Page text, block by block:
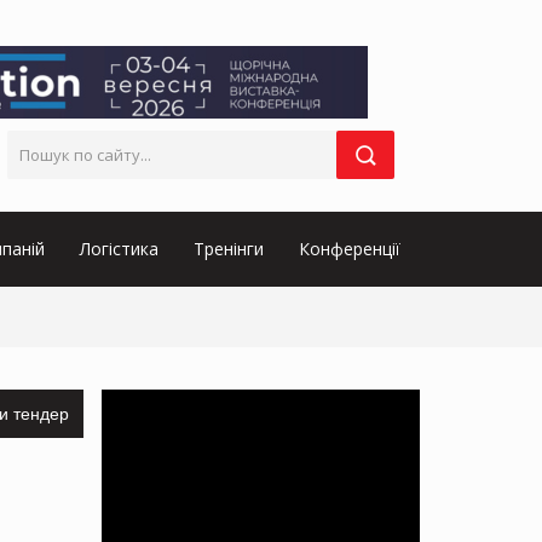
Логістика Тренінги Конференції
тендер